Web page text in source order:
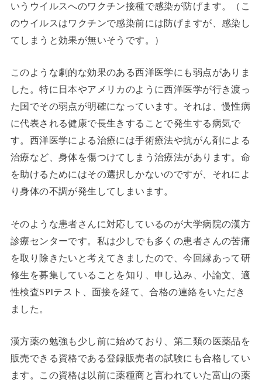
いうウイルスへのワクチン接種で感染が防げます。（こ
のウイルスはワクチンで感染前には防げますが、感染し
てしまうと効果が無いそうです。）
このような劇的な効果のある西洋医学にも弱点がありま
した。特に日本やアメリカのように西洋医学が行き渡っ
た国でその弱点が明確になっています。それは、慢性病
に代表される健康で長生きすることで発生する病気で
す。西洋医学による治療には手術療法や抗がん剤による
治療など、身体を傷つけてしまう治療法があります。命
を助けるためにはその選択しかないのですが、それによ
り身体の不調が発生してしまいます。
そのような患者さんに対応しているのが大学病院の漢方
診療センターです。私は少しでも多くの患者さんの苦痛
を取り除きたいと考えてきましたので、今回縁あって研
修生を募集していることを知り、申し込み、小論文、適
性検査SPIテスト、面接を経て、合格の連絡をいただき
ました。
漢方薬の勉強も少し前に始めており、第二類の医薬品を
販売できる資格である登録販売者の試験にも合格してい
ます。この資格は以前に薬種商と言われていた富山の薬